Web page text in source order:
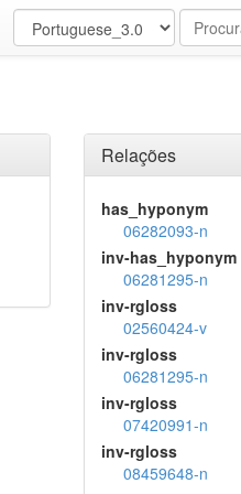
Relações
has_hyponym
06282093-n
inv-has_hyponym
06281295-n
inv-rgloss
02560424-v
inv-rgloss
06281295-n
inv-rgloss
07420991-n
inv-rgloss
08459648-n